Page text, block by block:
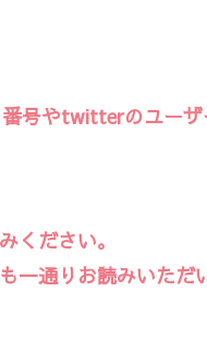
号やtwitterのユーザ
ください。
一通りお読みいただ